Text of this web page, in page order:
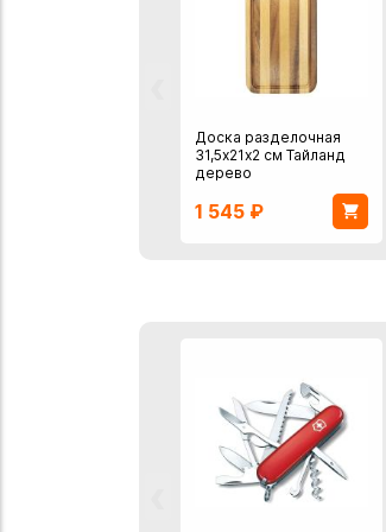
Доска разделочная
31,5х21х2 см Тайланд
дерево
1 545 ₽